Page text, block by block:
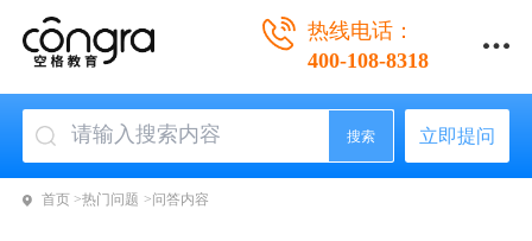
热线电话：
400-108-8318
搜索 立即提问
首页 >热门问题 >问答内容